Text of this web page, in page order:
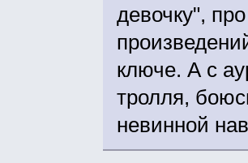
девочку",
ключе. А с
тролля,
невинной